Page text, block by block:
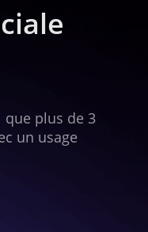
que plus de 3
un usage